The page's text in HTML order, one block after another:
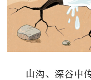
山沟、深谷中